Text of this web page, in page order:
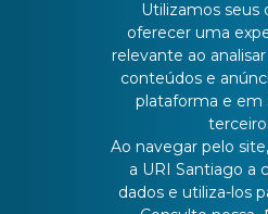
Batista Bonoto Sobrinho,
Utilizamos seus
oferecer uma
relevante ao
conteúdos e
plataforma e em
Ao navegar pelo
a URI Santiago a
dados e utiliza-los